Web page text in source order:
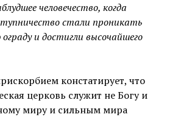
человечество, когда
стали проникать
и достигли высочайшего
констатирует, что
церковь служит не Богу и
миру и сильным мира